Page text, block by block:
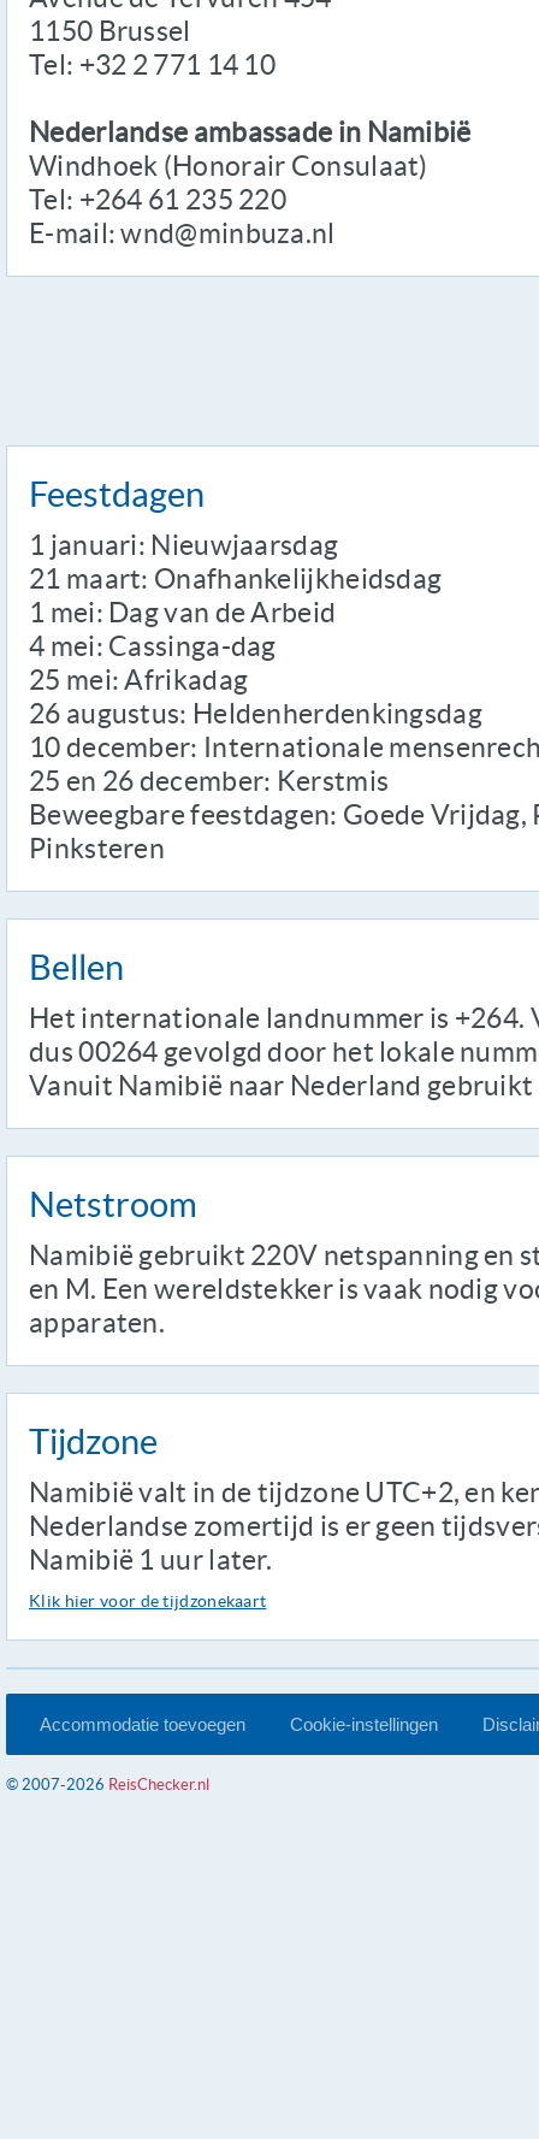
1150 Brussel
Tel: +32 2 771 14 10
Nederlandse ambassade in Namibië
Windhoek (Honorair Consulaat)
Tel: +264 61 235 220
E-mail: wnd@minbuza.nl
Feestdagen
1 januari: Nieuwjaarsdag
21 maart: Onafhankelijkheidsdag
1 mei: Dag van de Arbeid
4 mei: Cassinga-dag
25 mei: Afrikadag
26 augustus: Heldenherdenkingsdag
10 december: Internationale
25 en 26 december: Kerstmis
Beweegbare feestdagen: Goede Vrijdag,
Pinksteren
Bellen
Het internationale landnummer is +264.
dus 00264 gevolgd door het lokale
Vanuit Namibië naar Nederland gebruikt
Netstroom
Namibië gebruikt 220V netspanning en
en M. Een wereldstekker is vaak nodig
apparaten.
Tijdzone
Namibië valt in de tijdzone UTC+2, en
Nederlandse zomertijd is er geen
Namibië 1 uur later.
Klik hier voor de tijdzonekaart
Accommodatie toevoegen Cookie-instellingen
© 2007-2026 ReisChecker.nl